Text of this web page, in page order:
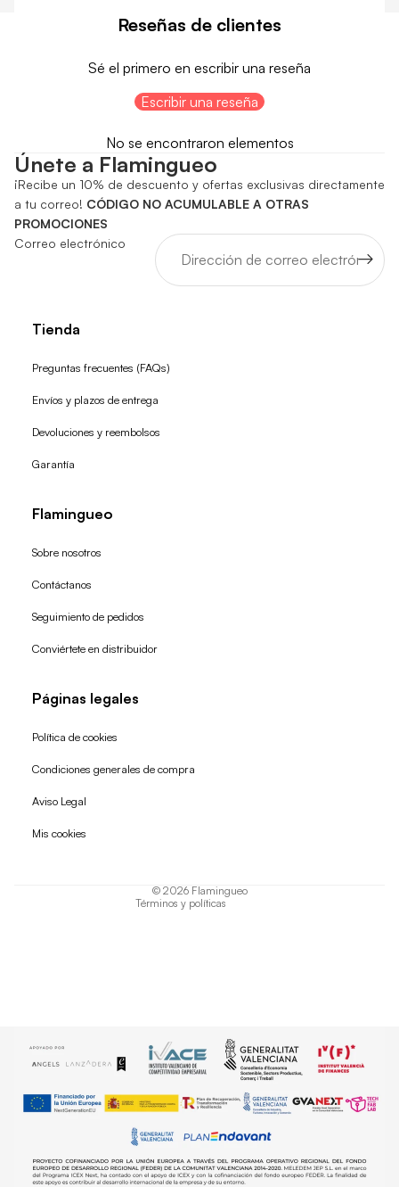
Reseñas de clientes
Sé el primero en escribir una reseña
Escribir una reseña
No se encontraron elementos
Únete a Flamingueo
¡Recibe un 10% de descuento y ofertas exclusivas directamente
a tu correo! CÓDIGO NO ACUMULABLE A OTRAS
PROMOCIONES
Correo electrónico
Tienda
Preguntas frecuentes (FAQs)
Envíos y plazos de entrega
Devoluciones y reembolsos
Garantía
Flamingueo
Sobre nosotros
Contáctanos
Seguimiento de pedidos
Conviértete en distribuidor
Páginas legales
Política de cookies
Condiciones generales de compra
Aviso Legal
Mis cookies
© 2026 Flamingueo
Términos y políticas